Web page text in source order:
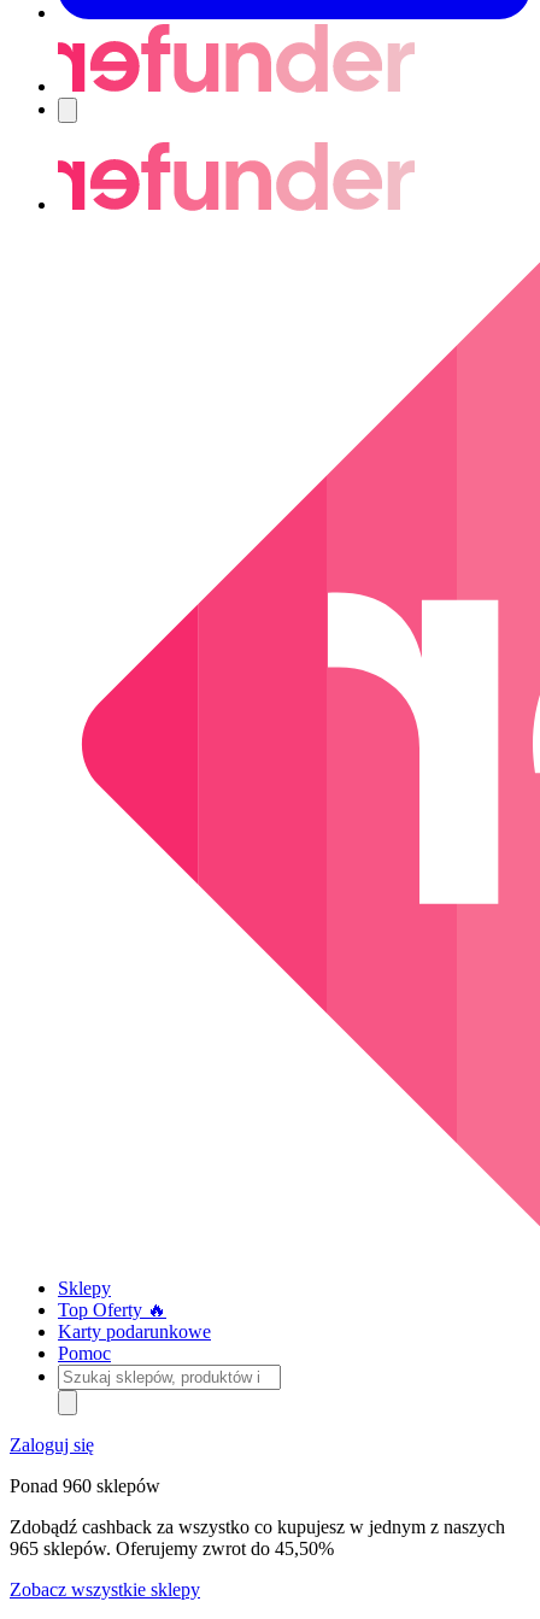
Sklepy
Top Oferty 🔥
Karty podarunkowe
Pomoc
Szukaj
sklepów,
produktów
i
kategorii
Zaloguj się
Ponad 960 sklepów
Zdobądź cashback za wszystko co kupujesz w jednym z naszych
965 sklepów. Oferujemy zwrot do 45,50%
Zobacz wszystkie sklepy